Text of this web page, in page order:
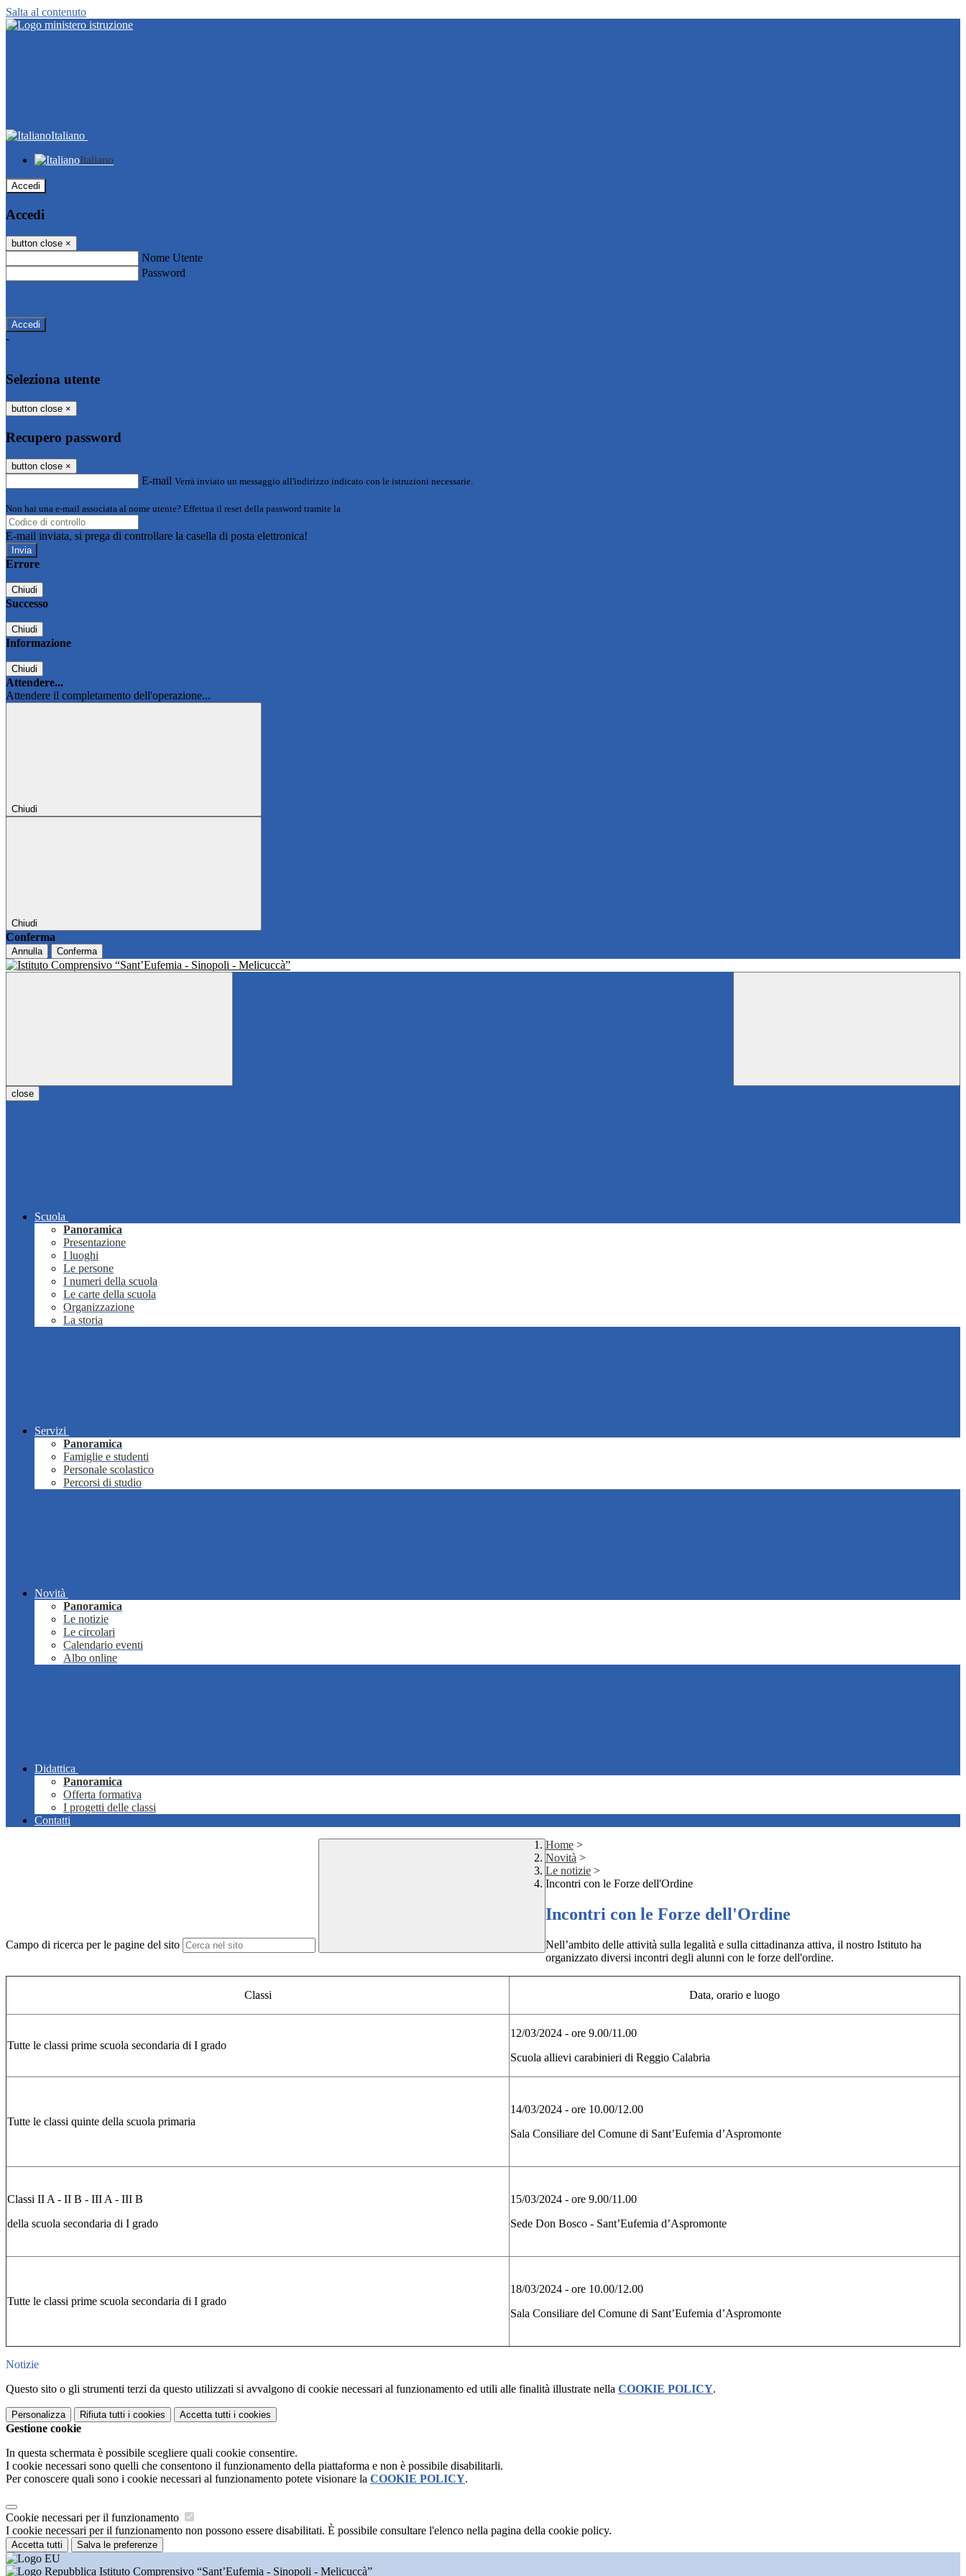
Salta al contenuto
Italiano
Italiano
Accedi
Accedi
button close ×
Nome Utente
Password
-
Seleziona utente
button close ×
Recupero password
button close ×
E-mail Verrà inviato un messaggio all'indirizzo indicato con le istruzioni necessarie.
Non hai una e-mail associata al nome utente? Effettua il reset della password tramite la
E-mail inviata, si prega di controllare la casella di posta elettronica!
Errore
Chiudi
Successo
Chiudi
Informazione
Chiudi
Attendere...
Attendere il completamento dell'operazione...
Chiudi
Chiudi
Conferma
Annulla Conferma
close
Scuola
Panoramica
Presentazione
I luoghi
Le persone
I numeri della scuola
Le carte della scuola
Organizzazione
La storia
Servizi
Panoramica
Famiglie e studenti
Personale scolastico
Percorsi di studio
Novità
Panoramica
Le notizie
Le circolari
Calendario eventi
Albo online
Didattica
Panoramica
Offerta formativa
I progetti delle classi
Contatti
Campo di ricerca per le pagine del sito
Home >
Novità >
Le notizie >
Incontri con le Forze dell'Ordine
Incontri con le Forze dell'Ordine
Nell’ambito delle attività sulla legalità e sulla cittadinanza attiva, il nostro Istituto ha
organizzato diversi incontri degli alunni con le forze dell'ordine.
Classi Data, orario e luogo
Tutte le classi prime scuola secondaria di I grado
12/03/2024 - ore 9.00/11.00
Scuola allievi carabinieri di Reggio Calabria
Tutte le classi quinte della scuola primaria
14/03/2024 - ore 10.00/12.00
Sala Consiliare del Comune di Sant’Eufemia d’Aspromonte
Classi II A - II B - III A - III B
della scuola secondaria di I grado
15/03/2024 - ore 9.00/11.00
Sede Don Bosco - Sant’Eufemia d’Aspromonte
Tutte le classi prime scuola secondaria di I grado
18/03/2024 - ore 10.00/12.00
Sala Consiliare del Comune di Sant’Eufemia d’Aspromonte
Notizie
Questo sito o gli strumenti terzi da questo utilizzati si avvalgono di cookie necessari al funzionamento ed utili alle finalità illustrate nella COOKIE POLICY.
Personalizza Rifiuta tutti i cookies Accetta tutti i cookies
Gestione cookie
In questa schermata è possibile scegliere quali cookie consentire.
I cookie necessari sono quelli che consentono il funzionamento della piattaforma e non è possibile disabilitarli.
Per conoscere quali sono i cookie necessari al funzionamento potete visionare la COOKIE POLICY.
Cookie necessari per il funzionamento
I cookie necessari per il funzionamento non possono essere disabilitati. È possibile consultare l'elenco nella pagina della cookie policy.
Accetta tutti Salva le preferenze
Istituto Comprensivo “Sant’Eufemia - Sinopoli - Melicuccà”